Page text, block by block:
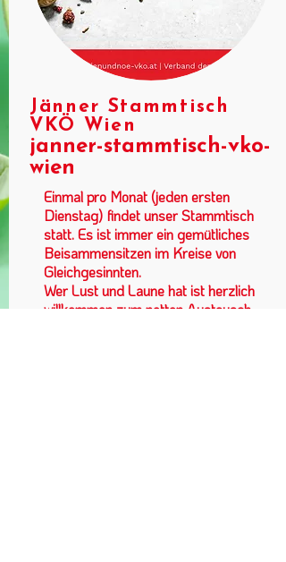
Jänner Stammtisch
VKÖ Wien
janner-stammtisch-vko-
wien
Einmal pro Monat (jeden ersten
Dienstag) findet unser Stammtisch
statt. Es ist immer ein gemütliches
Beisammensitzen im Kreise von
Gleichgesinnten.
Wer Lust und Laune hat ist herzlich
willkommen zum netten Austausch